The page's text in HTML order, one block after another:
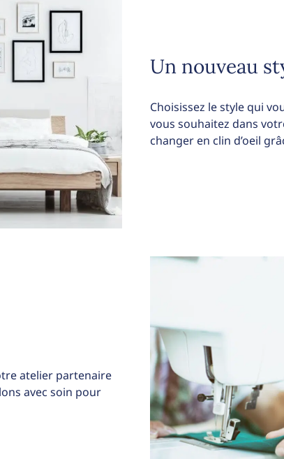
Un nouveau
Choisissez le style qui
vous souhaitez dans
changer en clin d’oeil
atelier partenaire
avec soin pour